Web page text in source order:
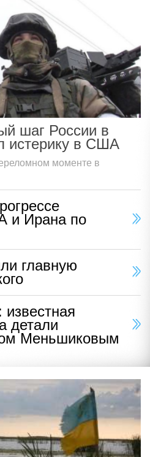
шаг России в
истерику в США
моменте в
и Ирана по
главную
детали
Меньшиковым